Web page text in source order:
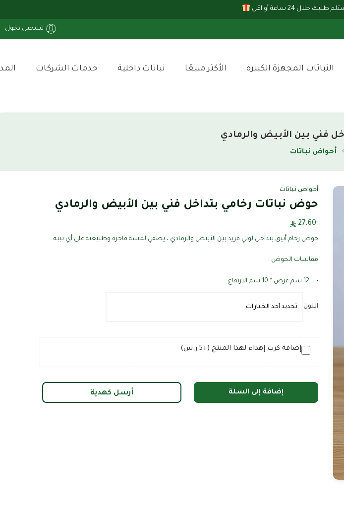
تسجيل دخول
النباتات المجهزة الكبيرة الأكثر مبيعًا نباتات داخلية خدمات الشركات
فني بين الأبيض والرمادي
أحواض نباتات
أحواض نباتات
حوض نباتات رخامي بتداخل فني بين الأبيض والرمادي
حوض رخام أنيق بتداخل لوني فريد بين الأبيض والرمادي ، يضفي لمسة فاخرة وطبيعية على أي نبتة .
مقاسات الحوض :
12 سم عرض * 10 سم الارتفاع
اللون
إضافة كرت إهداء لهذا المنتج (+5 ر.س)
إضافة إلى السلة أرسل كهدية